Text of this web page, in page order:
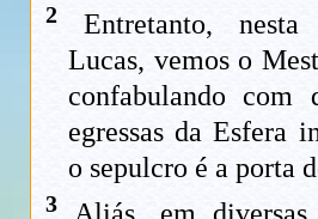
2 Entretanto, nesta
Lucas, vemos o
confabulando com
egressas da Esfera
o sepulcro é a porta
3